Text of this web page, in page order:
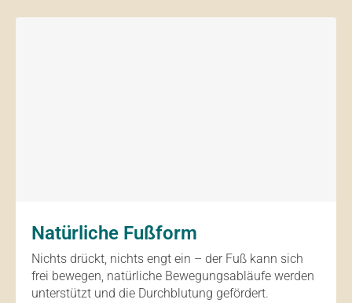
Natürliche Fußform
Nichts drückt, nichts engt ein – der Fuß kann sich
frei bewegen, natürliche Bewegungsabläufe werden
unterstützt und die Durchblutung gefördert.